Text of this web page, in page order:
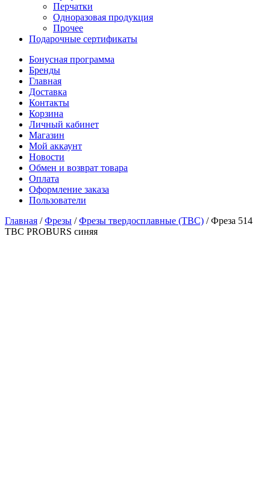
Перчатки
Одноразовая продукция
Прочее
Подарочные сертификаты
Бонусная программа
Бренды
Главная
Доставка
Контакты
Корзина
Личный кабинет
Магазин
Мой аккаунт
Новости
Обмен и возврат товара
Оплата
Оформление заказа
Пользователи
Главная /Фрезы /Фрезы твердосплавные (ТВС) /Фреза 514
ТВС PROBURS синяя